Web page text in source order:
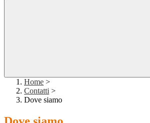
Home >
Contatti >
Dove siamo